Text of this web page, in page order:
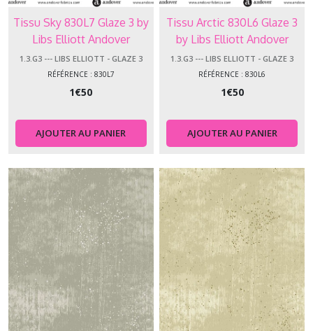
Tissu Sky 830L7 Glaze 3 by
Libs Elliott Andover
Makower
1.3.G3 --- LIBS ELLIOTT - GLAZE 3
RÉFÉRENCE : 830L7
1€50
AJOUTER AU PANIER
Tissu Arctic 830L6 Glaze 3
by Libs Elliott Andover
Makower
1.3.G3 --- LIBS ELLIOTT - GLAZE 3
RÉFÉRENCE : 830L6
1€50
AJOUTER AU PANIER
Hoot
Hoot
-
Kasumi
1.3.GL
-
Libs
Elliott
-
Glaze
(22)